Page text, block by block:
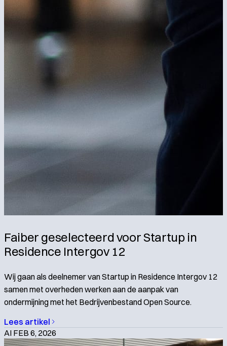
Faiber geselecteerd voor Startup in
Residence Intergov 12
Wij gaan als deelnemer van Startup in Residence Intergov 12
samen met overheden werken aan de aanpak van
ondermijning met het Bedrijvenbestand Open Source.
Lees artikel
AI FEB 6, 2026